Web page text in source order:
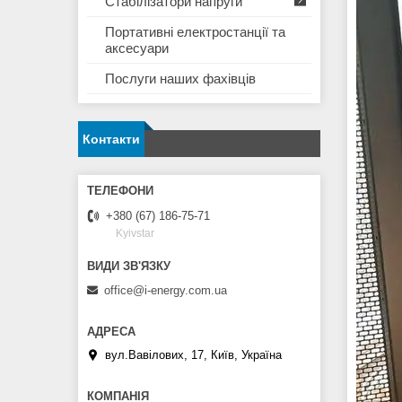
Портативні електростанції та
аксесуари
Послуги наших фахівців
Контакти
+380 (67) 186-75-71
Kyivstar
office@i-energy.com.ua
вул.Вавілових, 17, Київ, Україна